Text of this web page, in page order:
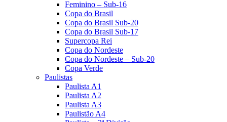
Feminino – Sub-16
Copa do Brasil
Copa do Brasil Sub-20
Copa do Brasil Sub-17
Supercopa Rei
Copa do Nordeste
Copa do Nordeste – Sub-20
Copa Verde
Paulistas
Paulista A1
Paulista A2
Paulista A3
Paulistão A4